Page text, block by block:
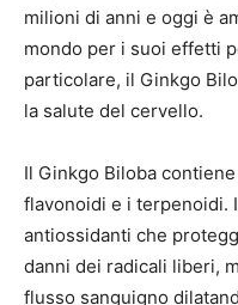
milioni di anni e oggi è
mondo per i suoi effetti
particolare, il Ginkgo
la salute del cervello.
Il Ginkgo Biloba
flavonoidi e i terpenoidi.
antiossidanti che
danni dei radicali liberi,
flusso sanguigno